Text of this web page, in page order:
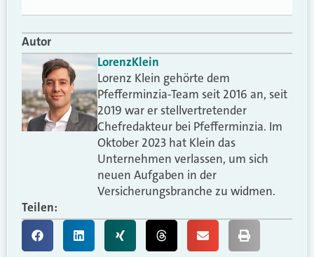
Autor
LorenzKlein
Lorenz Klein gehörte dem
Pfefferminzia-Team seit 2016 an, seit
2019 war er stellvertretender
Chefredakteur bei Pfefferminzia. Im
Oktober 2023 hat Klein das
Unternehmen verlassen, um sich
neuen Aufgaben in der
Versicherungsbranche zu widmen.
Teilen: